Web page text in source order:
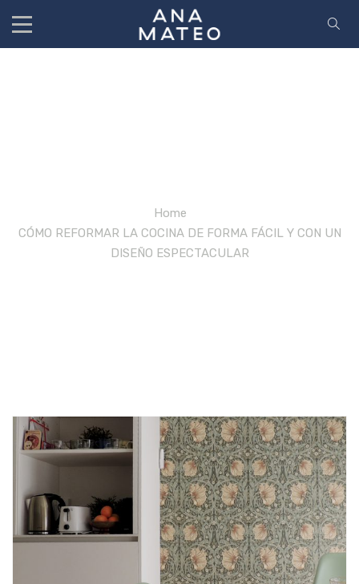
Home
CÓMO REFORMAR LA COCINA DE FORMA FÁCIL Y CON UN
DISEÑO ESPECTACULAR